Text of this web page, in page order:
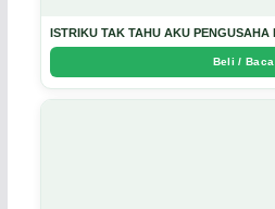
ISTRIKU TAK TAHU AKU
Beli / Baca